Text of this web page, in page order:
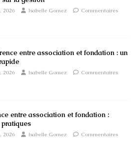
2026 Isabelle Gomez
Commentaires
entre association et fondation : un
2026 Isabelle Gomez
Commentaires
entre association et fondation :
2026 Isabelle Gomez
Commentaires